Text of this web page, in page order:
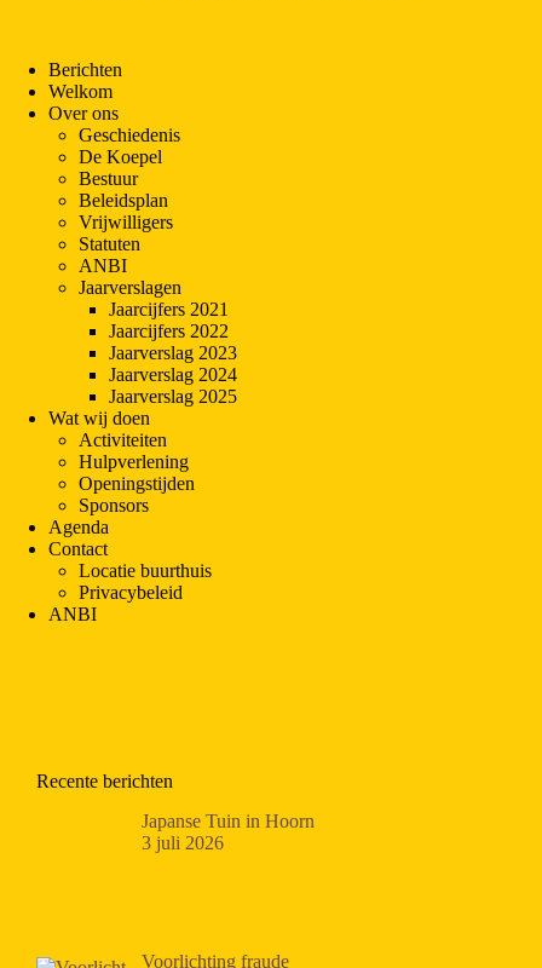
Berichten
Welkom
Over ons
Geschiedenis
De Koepel
Bestuur
Beleidsplan
Vrijwilligers
Statuten
ANBI
Jaarverslagen
Jaarcijfers 2021
Jaarcijfers 2022
Jaarverslag 2023
Jaarverslag 2024
Jaarverslag 2025
Wat wij doen
Activiteiten
Hulpverlening
Openingstijden
Sponsors
Agenda
Contact
Locatie buurthuis
Privacybeleid
ANBI
Recente berichten
Japanse Tuin in Hoorn
3 juli 2026
Voorlichting fraude